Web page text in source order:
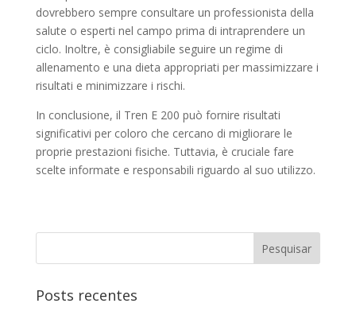
dovrebbero sempre consultare un professionista della
salute o esperti nel campo prima di intraprendere un
ciclo. Inoltre, è consigliabile seguire un regime di
allenamento e una dieta appropriati per massimizzare i
risultati e minimizzare i rischi.
In conclusione, il Tren E 200 può fornire risultati
significativi per coloro che cercano di migliorare le
proprie prestazioni fisiche. Tuttavia, è cruciale fare
scelte informate e responsabili riguardo al suo utilizzo.
Posts recentes